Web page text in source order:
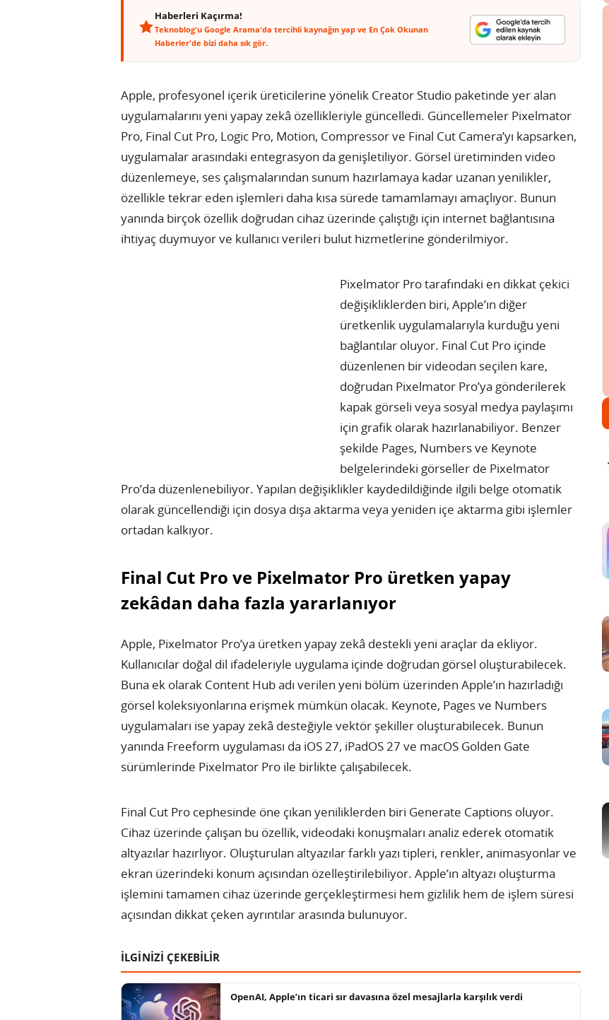
Haberleri Kaçırma!
Teknoblog'u Google Arama'da tercihli kaynağın yap ve En Çok Okunan
Haberler'de bizi daha sık gör.
Apple, profesyonel içerik üreticilerine yönelik Creator Studio paketinde yer alan
uygulamalarını yeni yapay zekâ özellikleriyle güncelledi. Güncellemeler Pixelmator
Pro, Final Cut Pro, Logic Pro, Motion, Compressor ve Final Cut Camera’yı kapsarken,
uygulamalar arasındaki entegrasyon da genişletiliyor. Görsel üretiminden video
düzenlemeye, ses çalışmalarından sunum hazırlamaya kadar uzanan yenilikler,
özellikle tekrar eden işlemleri daha kısa sürede tamamlamayı amaçlıyor. Bunun
yanında birçok özellik doğrudan cihaz üzerinde çalıştığı için internet bağlantısına
ihtiyaç duymuyor ve kullanıcı verileri bulut hizmetlerine gönderilmiyor.
Pixelmator Pro tarafındaki en dikkat çekici
değişikliklerden biri, Apple’ın diğer
üretkenlik uygulamalarıyla kurduğu yeni
bağlantılar oluyor. Final Cut Pro içinde
düzenlenen bir videodan seçilen kare,
doğrudan Pixelmator Pro’ya gönderilerek
kapak görseli veya sosyal medya paylaşımı
için grafik olarak hazırlanabiliyor. Benzer
şekilde Pages, Numbers ve Keynote
belgelerindeki görseller de Pixelmator
Pro’da düzenlenebiliyor. Yapılan değişiklikler kaydedildiğinde ilgili belge otomatik
olarak güncellendiği için dosya dışa aktarma veya yeniden içe aktarma gibi işlemler
ortadan kalkıyor.
Final Cut Pro ve Pixelmator Pro üretken yapay
zekâdan daha fazla yararlanıyor
Apple, Pixelmator Pro’ya üretken yapay zekâ destekli yeni araçlar da ekliyor.
Kullanıcılar doğal dil ifadeleriyle uygulama içinde doğrudan görsel oluşturabilecek.
Buna ek olarak Content Hub adı verilen yeni bölüm üzerinden Apple’ın hazırladığı
görsel koleksiyonlarına erişmek mümkün olacak. Keynote, Pages ve Numbers
uygulamaları ise yapay zekâ desteğiyle vektör şekiller oluşturabilecek. Bunun
yanında Freeform uygulaması da iOS 27, iPadOS 27 ve macOS Golden Gate
sürümlerinde Pixelmator Pro ile birlikte çalışabilecek.
Final Cut Pro cephesinde öne çıkan yeniliklerden biri Generate Captions oluyor.
Cihaz üzerinde çalışan bu özellik, videodaki konuşmaları analiz ederek otomatik
altyazılar hazırlıyor. Oluşturulan altyazılar farklı yazı tipleri, renkler, animasyonlar ve
ekran üzerindeki konum açısından özelleştirilebiliyor. Apple’ın altyazı oluşturma
işlemini tamamen cihaz üzerinde gerçekleştirmesi hem gizlilik hem de işlem süresi
açısından dikkat çeken ayrıntılar arasında bulunuyor.
İLGİNİZİ ÇEKEBİLİR
OpenAI, Apple’ın ticari sır davasına özel mesajlarla karşılık verdi